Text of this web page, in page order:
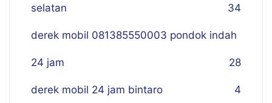
selatan 34
derek mobil 081385550003 pondok indah
24 jam 28
derek mobil 24 jam bintaro 4